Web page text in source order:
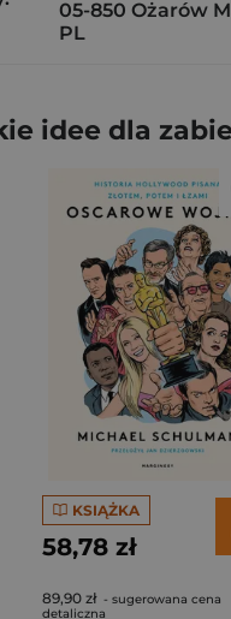
05-850 Ożarów
PL
idee dla
KSIĄŻKA
58,78 zł
89,90 zł - sugerowana cena
detaliczna